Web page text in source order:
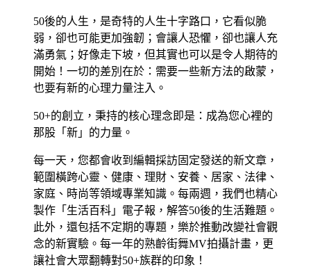
50後的人生，是奇特的人生十字路口，它看似脆
弱，卻也可能更加強韌；會讓人恐懼，卻也讓人充
滿勇氣；好像走下坡，但其實也可以是令人期待的
開始！一切的差別在於：需要一些新方法的啟蒙，
也要有新的心理力量注入。
50+的創立，秉持的核心理念即是：成為您心裡的
那股「新」的力量。
每一天，您都會收到編輯採訪固定發送的新文章，
範圍橫跨心靈、健康、理財、安養、居家、法律、
家庭、時尚等領域專業知識。每兩週，我們也精心
製作「生活百科」電子報，解答50後的生活難題。
此外，還包括不定期的專題，樂於推動改變社會觀
念的新實驗。每一年的熟齡街舞MV拍攝計畫，更
讓社會大眾翻轉對50+族群的印象！